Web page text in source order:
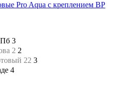
Pro Aqua с креплением ВР
3
2 2
22 3
4